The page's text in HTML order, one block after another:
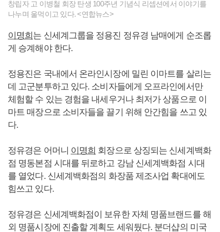
창립자 고 이병철 회장 탄생 100주년 기념식 리셉션에서 이야기를
나누며 울먹이고 있다. <연합뉴스>
이명희는 신세계그룹을 정용진 정유경 남매에게 순조롭
게 승계해야 한다.
정용진은 국내에서 온라인시장에 밀린 이마트를 살리는
데 고군분투하고 있다. 소비자들에게 오프라인에서만
체험할 수 있는 경험을 내세우거나 최저가 상품으로 이
마트 매장으로 소비자들을 끌기 위해 안간힘을 쓰고 있
다.
정유경은 어머니 이명희 회장으로 상징되는 신세계백화
점 명동본점 시대를 뒤로하고 강남 신세계백화점 시대
를 열었다. 신세계백화점의 화장품 제조사업 확대에도
힘쓰고 있다.
정유경은 신세계백화점이 보유한 자체 명품브랜드를 해
외 명품시장에 진출할 계획도 세워뒀다. 분더샵의 미국